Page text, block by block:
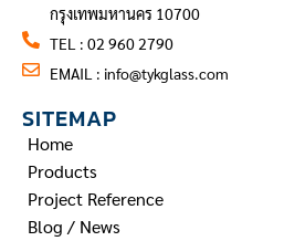
กรุงเทพมหานคร 10700
TEL : 02 960 2790
EMAIL : info@tykglass.com
SITEMAP
Home
Products
Project Reference
Blog / News